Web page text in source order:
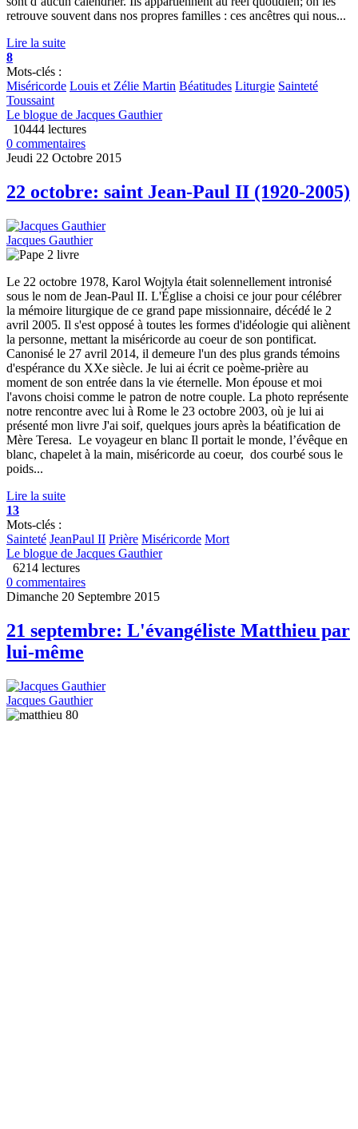
retrouve souvent dans nos propres familles : ces ancêtres qui nous...
Lire la suite
8
Mots-clés :
Miséricorde Louis et Zélie Martin Béatitudes Liturgie Sainteté
Toussaint
Le blogue de Jacques Gauthier
10444 lectures
0 commentaires
Jeudi 22 Octobre 2015
22 octobre: saint Jean-Paul II (1920-2005)
Jacques Gauthier
Le 22 octobre 1978, Karol Wojtyla était solennellement intronisé
sous le nom de Jean-Paul II. L'Église a choisi ce jour pour célébrer
la mémoire liturgique de ce grand pape missionnaire, décédé le 2
avril 2005. Il s'est opposé à toutes les formes d'idéologie qui aliènent
la personne, mettant la miséricorde au coeur de son pontificat.
Canonisé le 27 avril 2014, il demeure l'un des plus grands témoins
d'espérance du XXe siècle. Je lui ai écrit ce poème-prière au
moment de son entrée dans la vie éternelle. Mon épouse et moi
l'avons choisi comme le patron de notre couple. La photo représente
notre rencontre avec lui à Rome le 23 octobre 2003, où je lui ai
présenté mon livre J'ai soif, quelques jours après la béatification de
Mère Teresa. Le voyageur en blanc Il portait le monde, l’évêque en
blanc, chapelet à la main, miséricorde au coeur, dos courbé sous le
poids...
Lire la suite
13
Mots-clés :
Sainteté JeanPaul II Prière Miséricorde Mort
Le blogue de Jacques Gauthier
6214 lectures
0 commentaires
Dimanche 20 Septembre 2015
21 septembre: L'évangéliste Matthieu par
lui-même
Jacques Gauthier